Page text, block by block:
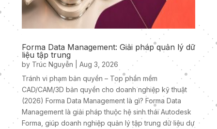
Forma Data Management: Giải pháp quản lý dữ
liệu tập trung
by Trúc Nguyễn
Aug 3, 2026
Tránh vi phạm bản quyền – Top phần mềm
CAD/CAM/3D bản quyền cho doanh nghiệp kỹ thuật
(2026) Forma Data Management là gì? Forma Data
Management là giải pháp thuộc hệ sinh thái Autodesk
Forma, giúp doanh nghiệp quản lý tập trung dữ liệu dự